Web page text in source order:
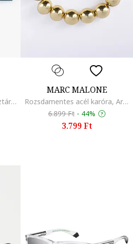
Alexia cipzáros műbőr pénztárca, Jégkék
MARC MALONE
Rozsdamentes acél karóra, Aranyszín
6.899 Ft - 44%
3.799 Ft